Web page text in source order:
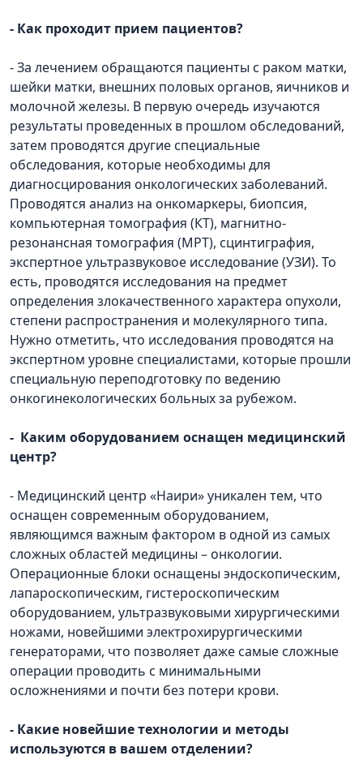
- Как проходит прием пациентов?
- За лечением обращаются пациенты с раком матки,
шейки матки, внешних половых органов, яичников и
молочной железы. В первую очередь изучаются
результаты проведенных в прошлом обследований,
затем проводятся другие специальные
обследования, которые необходимы для
диагносцирования онкологических заболеваний.
Проводятся анализ на онкомаркеры, биопсия,
компьютерная томография (КТ), магнитно-
резонансная томография (МРТ), сцинтиграфия,
экспертное ультразвуковое исследование (УЗИ). То
есть, проводятся исследования на предмет
определения злокачественного характера опухоли,
степени распространения и молекулярного типа.
Нужно отметить, что исследования проводятся на
экспертном уровне специалистами, которые прошли
специальную переподготовку по ведению
онкогинекологических больных за рубежом.
- Каким оборудованием оснащен медицинский
центр?
- Медицинский центр «Наири» уникален тем, что
оснащен современным оборудованием,
являющимся важным фактором в одной из самых
сложных областей медицины – онкологии.
Операционные блоки оснащены эндоскопическим,
лапароскопическим, гистероскопическим
оборудованием, ультразвуковыми хирургическими
ножами, новейшими электрохирургическими
генераторами, что позволяет даже самые сложные
операции проводить с минимальными
осложнениями и почти без потери крови.
- Какие новейшие технологии и методы
используются в вашем отделении?